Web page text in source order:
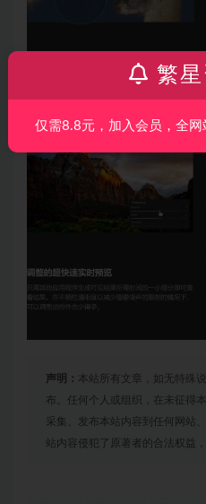
声明： 本站所有文章，如无特殊
布。任何个人或组织，在未征得
采集、发布本站内容到任何网站
站内容侵犯了原著者的合法权益
繁星
仅需8.8元，加入会员，全网